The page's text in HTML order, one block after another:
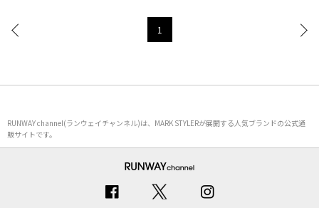
1
RUNWAY channel(ランウェイチャンネル)は、MARK STYLERが展開する人気ブランドの公式通
販サイトです。